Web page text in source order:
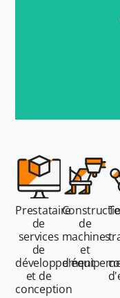
Prestataire
de
services
de
développement
et de
conception
de
machines
et